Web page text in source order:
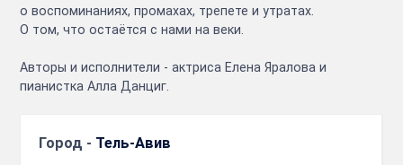
о воспоминаниях, промахах, трепете и утратах.
О том, что остаётся с нами на веки.
Авторы и исполнители - актриса Елена Яралова и
пианистка Алла Данциг.
Город - Тель-Авив